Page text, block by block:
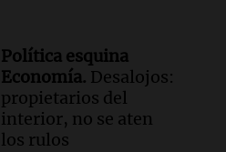
Política esquina
Economía. Desalojos:
propietarios del
interior, no se aten
los rulos